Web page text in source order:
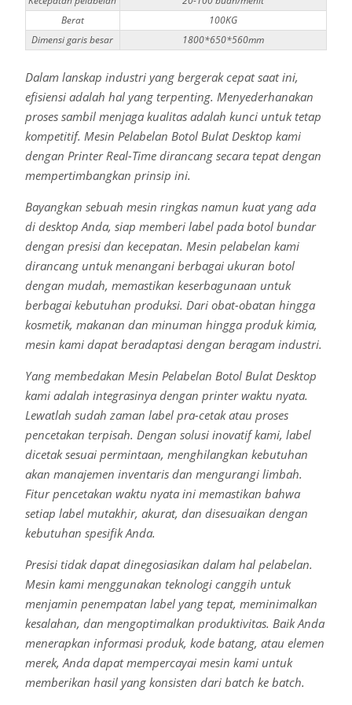
Berat
100KG
Dimensi garis besar
1800*650*560mm
Dalam lanskap industri yang bergerak cepat saat ini,
efisiensi adalah hal yang terpenting. Menyederhanakan
proses sambil menjaga kualitas adalah kunci untuk tetap
kompetitif. Mesin Pelabelan Botol Bulat Desktop kami
dengan Printer Real-Time dirancang secara tepat dengan
mempertimbangkan prinsip ini.
Bayangkan sebuah mesin ringkas namun kuat yang ada
di desktop Anda, siap memberi label pada botol bundar
dengan presisi dan kecepatan. Mesin pelabelan kami
dirancang untuk menangani berbagai ukuran botol
dengan mudah, memastikan keserbagunaan untuk
berbagai kebutuhan produksi. Dari obat-obatan hingga
kosmetik, makanan dan minuman hingga produk kimia,
mesin kami dapat beradaptasi dengan beragam industri.
Yang membedakan Mesin Pelabelan Botol Bulat Desktop
kami adalah integrasinya dengan printer waktu nyata.
Lewatlah sudah zaman label pra-cetak atau proses
pencetakan terpisah. Dengan solusi inovatif kami, label
dicetak sesuai permintaan, menghilangkan kebutuhan
akan manajemen inventaris dan mengurangi limbah.
Fitur pencetakan waktu nyata ini memastikan bahwa
setiap label mutakhir, akurat, dan disesuaikan dengan
kebutuhan spesifik Anda.
Presisi tidak dapat dinegosiasikan dalam hal pelabelan.
Mesin kami menggunakan teknologi canggih untuk
menjamin penempatan label yang tepat, meminimalkan
kesalahan, dan mengoptimalkan produktivitas. Baik Anda
menerapkan informasi produk, kode batang, atau elemen
merek, Anda dapat mempercayai mesin kami untuk
memberikan hasil yang konsisten dari batch ke batch.